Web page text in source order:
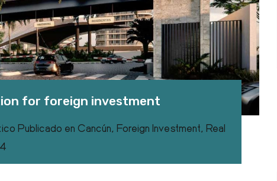
for foreign investment
Publicado en Cancún, Foreign Investment, Real